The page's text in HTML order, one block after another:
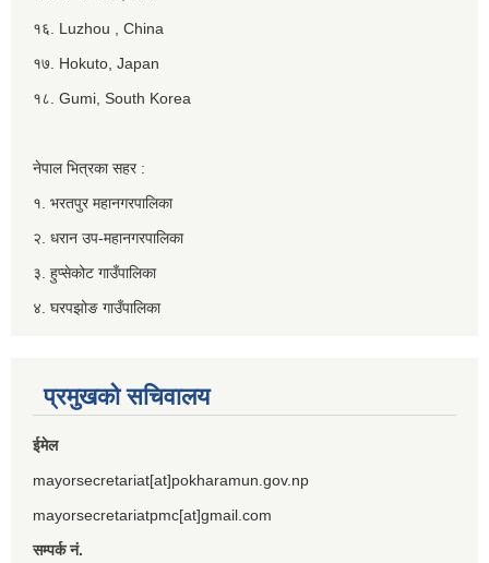
१६. Luzhou , China
१७. Hokuto, Japan
१८. Gumi, South Korea
नेपाल भित्रका सहर :
१. भरतपुर महानगरपालिका
२. धरान उप-महानगरपालिका
३. हुप्सेकोट गाउँपालिका
४. घरपझोङ गाउँपालिका
प्रमुखको सचिवालय
ईमेल
mayorsecretariat[at]pokharamun.gov.np
mayorsecretariatpmc[at]gmail.com
सम्पर्क नं.